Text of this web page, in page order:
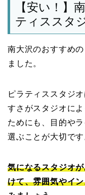
【安い！】
ティススタ
南大沢のおすすめ
ました。
ピラティススタジ
すさがスタジオに
ためにも、目的や
選ぶことが大切です
気になるスタジオ
けて、雰囲気やイ